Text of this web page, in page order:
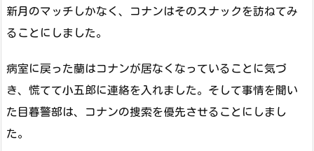
新月のマッチしかなく、コナンはそのスナックを訪ねてみ
ることにしました。
病室に戻った蘭はコナンが居なくなっていることに気づ
き、慌てて小五郎に連絡を入れました。そして事情を聞い
た目暮警部は、コナンの捜索を優先させることにしまし
た。